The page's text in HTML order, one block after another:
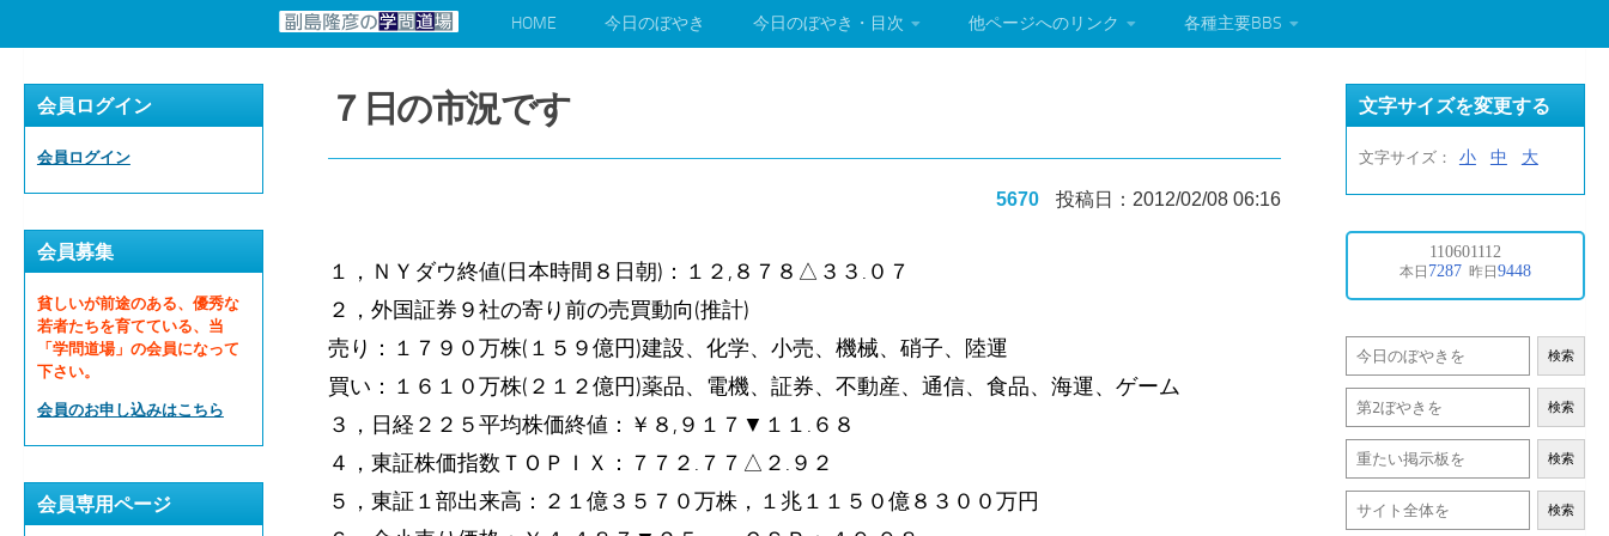
HOME 今日のぼやき 今日のぼやき・目次 他ページへのリンク 各種主要BBS
７日の市況です
5670 投稿日：2012/02/08 06:16
１，ＮＹダウ終値(日本時間８日朝)：１２,８７８△３３.０７
２，外国証券９社の寄り前の売買動向(推計)
売り：１７９０万株(１５９億円)建設、化学、小売、機械、硝子、陸運
買い：１６１０万株(２１２億円)薬品、電機、証券、不動産、通信、食品、海運、ゲーム
３，日経２２５平均株価終値：￥８,９１７▼１１.６８
４，東証株価指数ＴＯＰＩＸ：７７２.７７△２.９２
５，東証１部出来高：２１億３５７０万株，１兆１１５０億８３００万円
会員ログイン
会員ログイン
会員募集
貧しいが前途のある、優秀な
若者たちを育てている、当
「学問道場」の会員になって
下さい。
会員のお申し込みはこちら
会員専用ページ
文字サイズを変更する
文字サイズ： 小 中 大
検索
検索
検索
検索